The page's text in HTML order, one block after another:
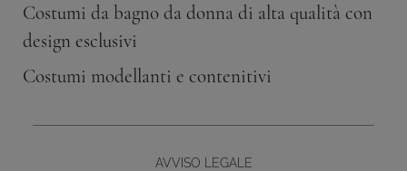
Costumi da bagno da donna di alta qualità con
design esclusivi
Costumi modellanti e contenitivi
AVVISO LEGALE